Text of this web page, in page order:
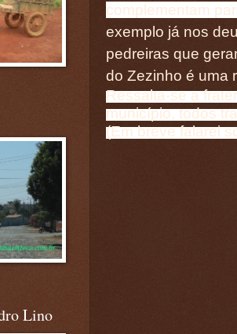
complementam
exemplo já nos
pedreiras que
do Zezinho é uma
Ressalta-se a
município, todos
(Em breve falarei
Lino